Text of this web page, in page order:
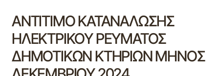
ΑΝΤΙΤΙΜΟ ΚΑΤΑΝΑΛΩΣΗΣ
ΗΛΕΚΤΡΙΚΟΥ ΡΕΥΜΑΤΟΣ
ΔΗΜΟΤΙΚΩΝ ΚΤΗΡΙΩΝ ΜΗΝΟΣ